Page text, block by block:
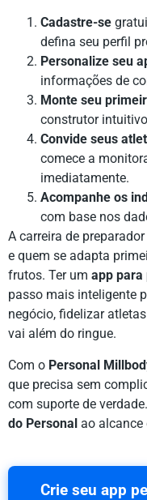
Cadastre-se
defina seu perfil
Personalize seu
informações de
Monte seu
construtor
Convide seus
comece a
imediatamente.
Acompanhe os
com base nos
A carreira de
e quem se adapta
frutos. Ter um app para
passo mais inteligente
negócio, fidelizar
vai além do ringue.
Com o Personal
que precisa sem
com suporte de
do Personal ao alcance
Crie seu app